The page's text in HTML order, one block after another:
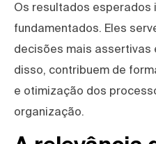
Os resultados esperados
fundamentados. Eles
decisões mais assertivas
disso, contribuem de
e otimização dos
organização.